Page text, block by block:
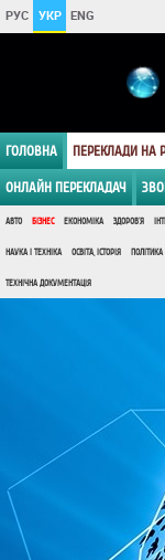
РУС УКР ENG
ГОЛОВНА ПЕРЕКЛАДИ НА
ОНЛАЙН ПЕРЕКЛАДАЧ
АВТО БІЗНЕС ЕКОНОМІКА ЗДОРОВ'Я
НАУКА І ТЕХНІКА ОСВІТА, ІСТОРІЯ
ТЕХНІЧНА ДОКУМЕНТАЦІЯ